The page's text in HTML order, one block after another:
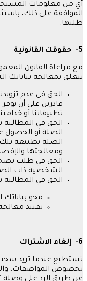
أي من معلومات
الموافقة على ذلك،
طلبها.
5- حقوقك القانونية
مع مراعاة القانون
يتعلق بمعالجة
الحق في عدم
قادرين على أن
تطبيقاتنا أو
الحق في المطالبة
الصلة أو الحصول
الصلة بطبيعة
ومعالجتها
الحق في طلب
الشخصية ذات
الحق في المطالبة
محو
تقييد
6- إلغاء الاشتراك
تستطيع عندما تريد
بخصوص المواصفات،